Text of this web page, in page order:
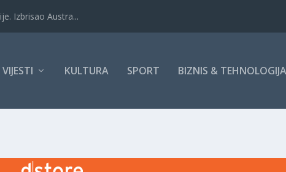
Izbrisao Austra...
VIJESTI KULTURA SPORT BIZNIS & TEHNOLOGIJA